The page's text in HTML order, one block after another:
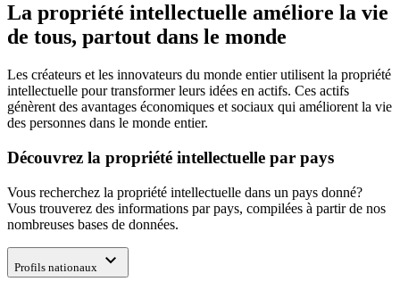
La propriété intellectuelle améliore la vie
de tous, partout dans le monde
Les créateurs et les innovateurs du monde entier utilisent la propriété
intellectuelle pour transformer leurs idées en actifs. Ces actifs
génèrent des avantages économiques et sociaux qui améliorent la vie
des personnes dans le monde entier.
Découvrez la propriété intellectuelle par pays
Vous recherchez la propriété intellectuelle dans un pays donné?
Vous trouverez des informations par pays, compilées à partir de nos
nombreuses bases de données.
Profils nationaux expand_more